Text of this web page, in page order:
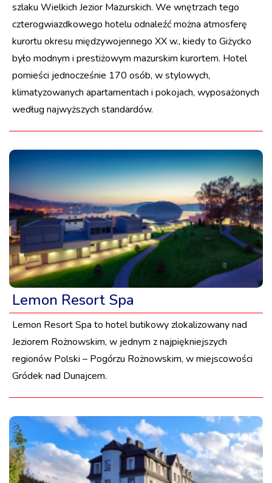
szlaku Wielkich Jezior Mazurskich. We wnętrzach tego
czterogwiazdkowego hotelu odnaleźć można atmosferę
kurortu okresu międzywojennego XX w., kiedy to Giżycko
było modnym i prestiżowym mazurskim kurortem. Hotel
pomieści jednocześnie 170 osób, w stylowych,
klimatyzowanych apartamentach i pokojach, wyposażonych
według najwyższych standardów.
Lemon Resort Spa
Lemon Resort Spa to hotel butikowy zlokalizowany nad
Jeziorem Rożnowskim, w jednym z najpiękniejszych
regionów Polski – Pogórzu Rożnowskim, w miejscowości
Gródek nad Dunajcem.